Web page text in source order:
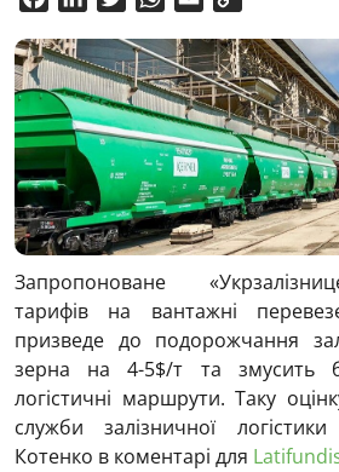
Запропоноване
тарифів на вантажні
призведе до подорожчання
зерна на 4-5$/т та змусить
логістичні маршрути. Таку
служби залізничної
Котенко в коментарі для